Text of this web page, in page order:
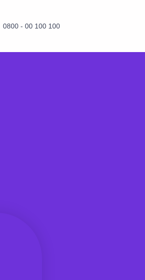
0800 - 00 100 100